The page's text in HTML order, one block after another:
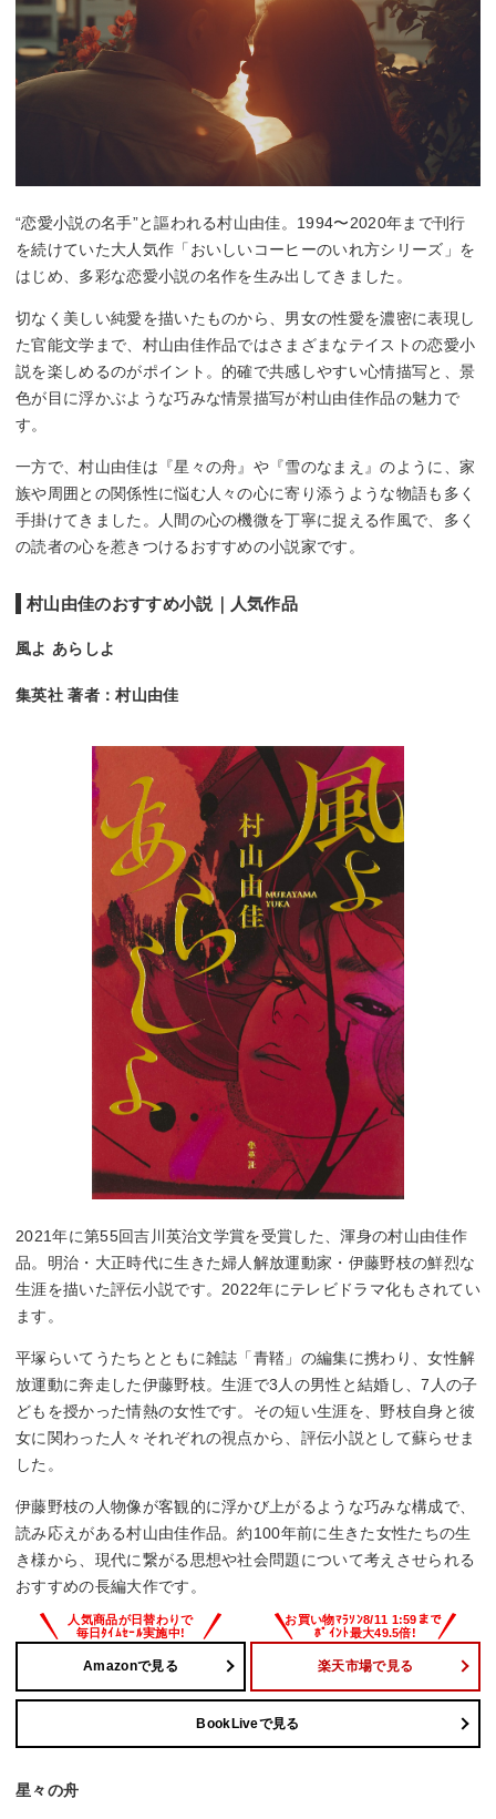
“恋愛小説の名手”と謳われる村山由佳。1994〜2020年まで刊行
を続けていた大人気作「おいしいコーヒーのいれ方シリーズ」を
はじめ、多彩な恋愛小説の名作を生み出してきました。
切なく美しい純愛を描いたものから、男女の性愛を濃密に表現し
た官能文学まで、村山由佳作品ではさまざまなテイストの恋愛小
説を楽しめるのがポイント。的確で共感しやすい心情描写と、景
色が目に浮かぶような巧みな情景描写が村山由佳作品の魅力で
す。
一方で、村山由佳は『星々の舟』や『雪のなまえ』のように、家
族や周囲との関係性に悩む人々の心に寄り添うような物語も多く
手掛けてきました。人間の心の機微を丁寧に捉える作風で、多く
の読者の心を惹きつけるおすすめの小説家です。
村山由佳のおすすめ小説｜人気作品
風よ あらしよ
集英社 著者：村山由佳
2021年に第55回吉川英治文学賞を受賞した、渾身の村山由佳作
品。明治・大正時代に生きた婦人解放運動家・伊藤野枝の鮮烈な
生涯を描いた評伝小説です。2022年にテレビドラマ化もされてい
ます。
平塚らいてうたちとともに雑誌「青鞜」の編集に携わり、女性解
放運動に奔走した伊藤野枝。生涯で3人の男性と結婚し、7人の子
どもを授かった情熱の女性です。その短い生涯を、野枝自身と彼
女に関わった人々それぞれの視点から、評伝小説として蘇らせま
した。
伊藤野枝の人物像が客観的に浮かび上がるような巧みな構成で、
読み応えがある村山由佳作品。約100年前に生きた女性たちの生
き様から、現代に繋がる思想や社会問題について考えさせられる
おすすめの長編大作です。
Amazonで見る 楽天市場で見る
BookLiveで見る
星々の舟